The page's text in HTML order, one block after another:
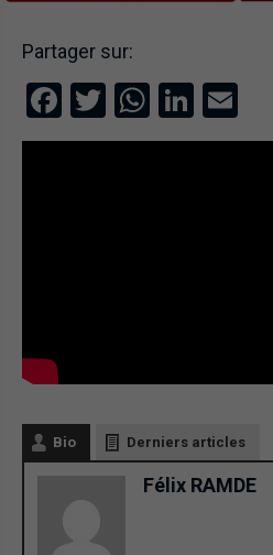
Partager sur:
Facebook
Twitter
Bio Derniers articles
Félix RAMDE